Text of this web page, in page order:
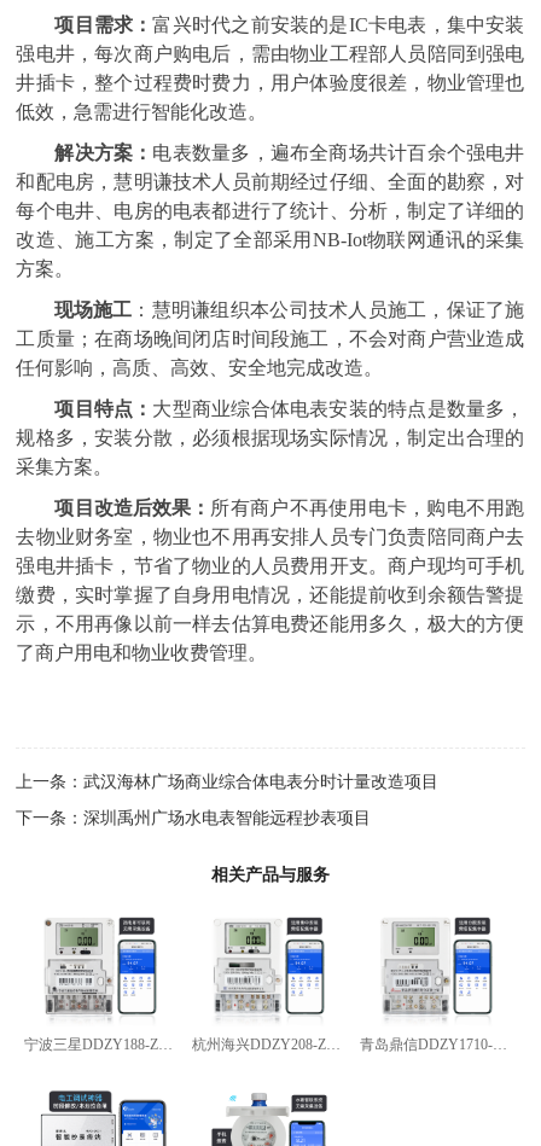
项目需求：富兴时代之前安装的是IC卡电表，集中安装
强电井，每次商户购电后，需由物业工程部人员陪同到强电
井插卡，整个过程费时费力，用户体验度很差，物业管理也
低效，急需进行智能化改造。
解决方案： 电表数量多，遍布全商场共计百余个强电井
和配电房，慧明谦技术人员前期经过仔细、全面的勘察，对
每个电井、电房的电表都进行了统计、分析，制定了详细的
改造、施工方案，制定了全部采用NB-Iot物联网通讯的采集
方案。
现场施工 ：慧明谦组织本公司技术人员施工，保证了施
工质量；在商场晚间闭店时间段施工，不会对商户营业造成
任何影响，高质、高效、安全地完成改造。
项目特点： 大型商业综合体电表安装的特点是数量多，
规格多，安装分散，必须根据现场实际情况，制定出合理的
采集方案。
项目改造后效果： 所有商户不再使用电卡，购电不用跑
去物业财务室，物业也不用再安排人员专门负责陪同商户去
强电井插卡，节省了物业的人员费用开支。商户现均可手机
缴费，实时掌握了自身用电情况，还能提前收到余额告警提
示，不用再像以前一样去估算电费还能用多久，极大的方便
了商户用电和物业收费管理。
上一条：武汉海林广场商业综合体电表分时计量改造项目
下一条：深圳禹州广场水电表智能远程抄表项目
相关产品与服务
宁波三星DDZY188-Z型4G通讯智能电能表杭州海兴DDZY208-Z型RS485通讯智能电能表
青岛鼎信DDZY1710-Z型单